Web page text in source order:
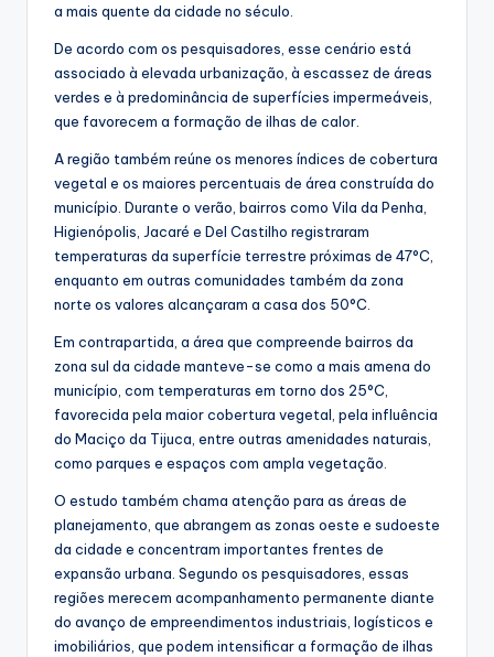
a mais quente da cidade no século.
De acordo com os pesquisadores, esse cenário está
associado à elevada urbanização, à escassez de áreas
verdes e à predominância de superfícies impermeáveis,
que favorecem a formação de ilhas de calor.
A região também reúne os menores índices de cobertura
vegetal e os maiores percentuais de área construída do
município. Durante o verão, bairros como Vila da Penha,
Higienópolis, Jacaré e Del Castilho registraram
temperaturas da superfície terrestre próximas de 47°C,
enquanto em outras comunidades também da zona
norte os valores alcançaram a casa dos 50°C.
Em contrapartida, a área que compreende bairros da
zona sul da cidade manteve-se como a mais amena do
município, com temperaturas em torno dos 25°C,
favorecida pela maior cobertura vegetal, pela influência
do Maciço da Tijuca, entre outras amenidades naturais,
como parques e espaços com ampla vegetação.
O estudo também chama atenção para as áreas de
planejamento, que abrangem as zonas oeste e sudoeste
da cidade e concentram importantes frentes de
expansão urbana. Segundo os pesquisadores, essas
regiões merecem acompanhamento permanente diante
do avanço de empreendimentos industriais, logísticos e
imobiliários, que podem intensificar a formação de ilhas